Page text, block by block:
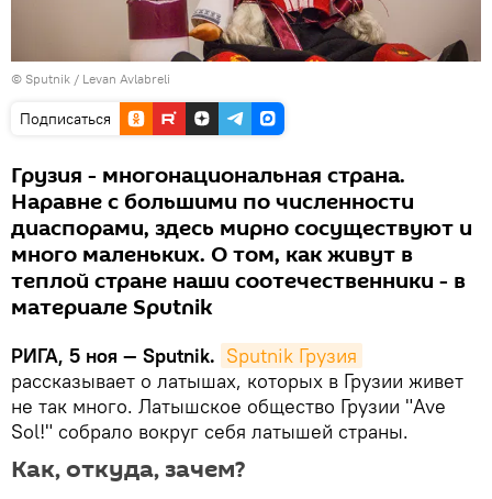
© Sputnik / Levan Avlabreli
Подписаться
Грузия - многонациональная страна.
Наравне с большими по численности
диаспорами, здесь мирно сосуществуют и
много маленьких. О том, как живут в
теплой стране наши соотечественники - в
материале Sputnik
РИГА, 5 ноя — Sputnik. Sputnik Грузия
рассказывает о латышах, которых в Грузии живет
не так много. Латышское общество Грузии "Ave
Sol!" собрало вокруг себя латышей страны.
Как, откуда, зачем?